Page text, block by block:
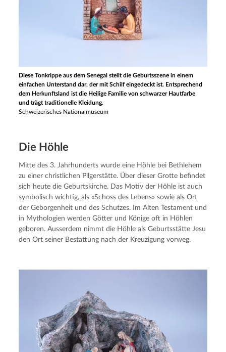
Diese Tonkrippe aus dem Senegal stellt die Geburtsszene in einem
einfachen Unterstand dar, der mit Schilf eingedeckt ist. Entsprechend
dem Herkunftsland ist die Heilige Familie von schwarzer Hautfarbe
und trägt traditionelle Kleidung.
Schweizerisches Nationalmuseum
Die Höhle
Mitte des 3. Jahrhunderts wurde eine Höhle bei Bethlehem
zu einer christlichen Pilgerstätte. Über dieser Grotte befindet
sich heute die Geburtskirche. Das Motiv der Höhle ist auch
symbolisch wichtig, als «Schoss des Lebens» sowie als Ort
der Geborgenheit und des Schutzes. Im Alten Testament und
in Mythologien werden Götter und Könige oft in Höhlen
geboren. Ausserdem nimmt die Höhle als Geburtsstätte Jesu
den Ort seiner Bestattung nach der Kreuzigung vorweg.